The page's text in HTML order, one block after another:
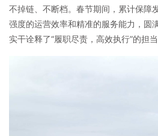
不掉链、不断档。春节期间，累计保障
强度的运营效率和精准的服务能力，圆
实干诠释了“履职尽责，高效执行”的担当